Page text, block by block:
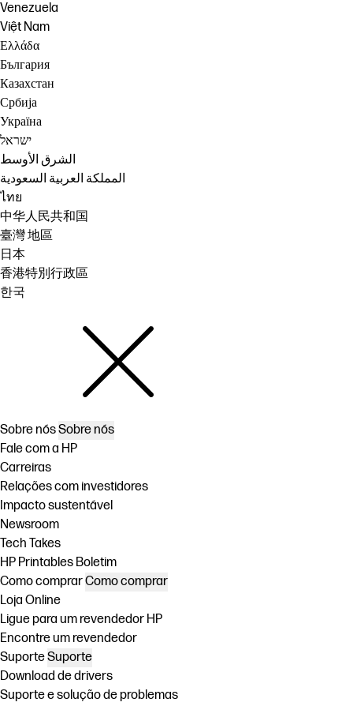
Venezuela
Việt Nam
Ελλάδα
България
Казахстан
Србија
Україна
ישראל
الشرق الأوسط
المملكة العربية السعودية
ไทย
中华人民共和国
臺灣 地區
日本
香港特別行政區
한국
Sobre nósSobre nós
Fale com a HP
Carreiras
Relações com investidores
Impacto sustentável
Newsroom
Tech Takes
HP Printables Boletim
Como comprarComo comprar
Loja Online
Ligue para um revendedor HP
Encontre um revendedor
SuporteSuporte
Download de drivers
Suporte e solução de problemas